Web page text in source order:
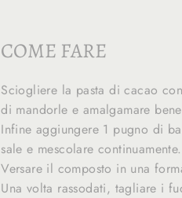
COME FARE
Sciogliere la pasta di cacao
di mandorle e amalgamare
Infine aggiungere 1 pugno di
sale e mescolare continuamente.
Versare il composto in una
Una volta rassodati, tagliare i